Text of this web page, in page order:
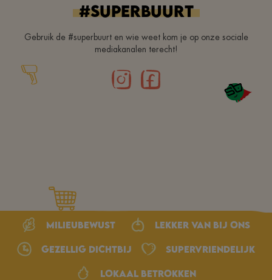
#superbuurt
Gebruik de #superbuurt en wie weet kom je op onze sociale
mediakanalen terecht!
Milieubewust Lekker van bij ons
Gezellig dichtbij Supervriendelijk
Lokaal betrokken